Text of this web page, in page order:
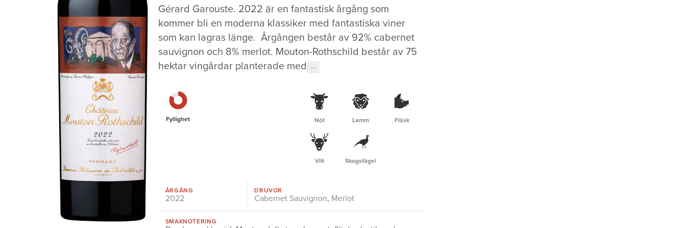
Gérard Garouste. 2022 är en fantastisk årgång som
kommer bli en moderna klassiker med fantastiska viner
som kan lagras länge. Årgången består av 92% cabernet
sauvignon och 8% merlot. Mouton-Rothschild består av 75
hektar vingårdar planterade med
···
Fyllighet Nöt Lamm Fläsk
Vilt Skogsfågel
ÅRGÅNG
2022
DRUVOR
Cabernet Sauvignon, Merlot
SMAKNOTERING